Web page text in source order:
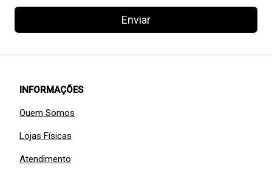
Enviar
INFORMAÇÕES
Quem Somos
Lojas Físicas
Atendimento